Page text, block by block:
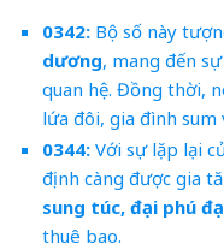
0342:Bộ số này
dương, mang đến
quan hệ. Đồng thời,
lứa đôi, gia đình sum
0344:Với sự lặp lại
định càng được gia
sung túc, đại phú
thuê bao.